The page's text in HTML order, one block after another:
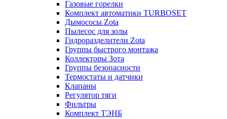
Газовые горелки
Комплект автоматики TURBOSET
Дымососы Zota
Пылесос для золы
Гидроразделители Zota
Группы быстрого монтажа
Коллекторы Зота
Группы безопасности
Термостаты и датчики
Клапаны
Регулятор тяги
Фильтры
Комплект ТЭНБ